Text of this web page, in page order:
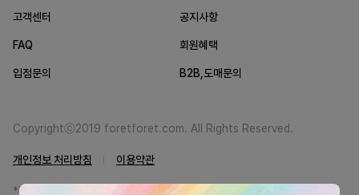
고객센터 공지사항
FAQ 회원혜택
입점문의 B2B,도매문의
Copyrightⓒ2019 foretforet.com. All Rights Reserved.
개인정보 처리방침 이용약관
*FORETFORET에서는 브랜드 본사와의 직거래를 통한 정품만을 취급합니